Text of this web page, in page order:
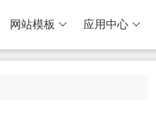
网站模板 应用中心